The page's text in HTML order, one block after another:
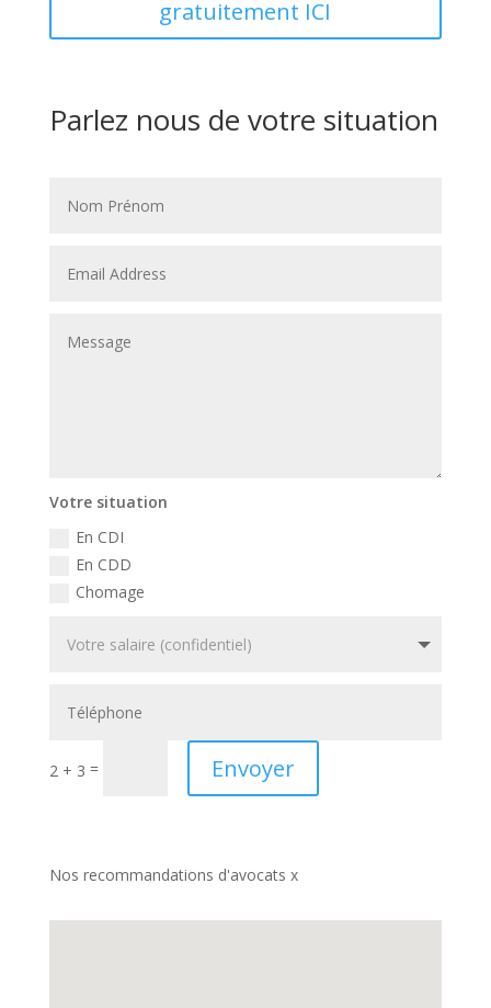
gratuitement ICI
Parlez nous de votre situation
Votre situation
En CDI
En CDD
Chomage
2 + 3 = Envoyer
Nos recommandations d'avocats x